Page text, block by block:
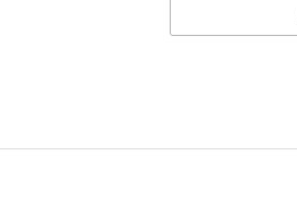
ショニアをしていた美女・ジャンヌ・石井の依
ルを貸し出すことに。オークション目玉商品は
「少女」と対をなすものだった！吊り上がる金
ン界の新星」